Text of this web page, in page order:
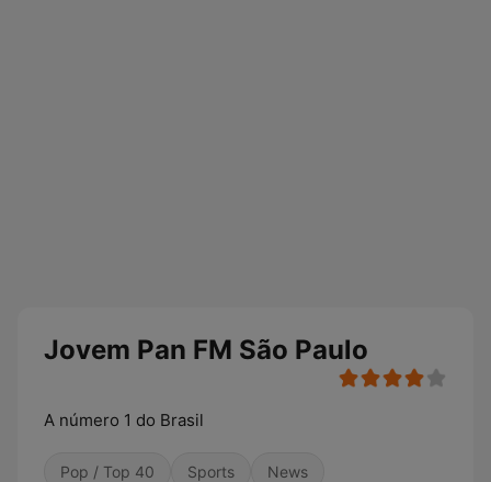
Jovem Pan FM São Paulo
A número 1 do Brasil
Pop / Top 40 Sports News